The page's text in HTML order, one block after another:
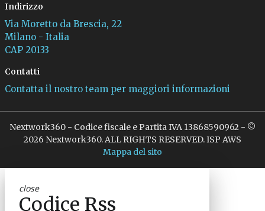
Indirizzo
Via Moretto da Brescia, 22
Milano - Italia
CAP 20133
Contatti
Contatta il nostro team per maggiori informazioni
Nextwork360 - Codice fiscale e Partita IVA 13868590962 - ©
2026 Nextwork360. ALL RIGHTS RESERVED. ISP AWS
Mappa del sito
close
Codice Rss